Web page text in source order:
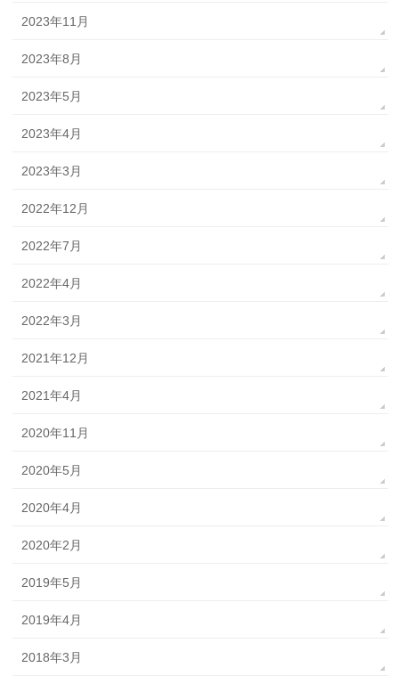
2023年11月
2023年8月
2023年5月
2023年4月
2023年3月
2022年12月
2022年7月
2022年4月
2022年3月
2021年12月
2021年4月
2020年11月
2020年5月
2020年4月
2020年2月
2019年5月
2019年4月
2018年3月